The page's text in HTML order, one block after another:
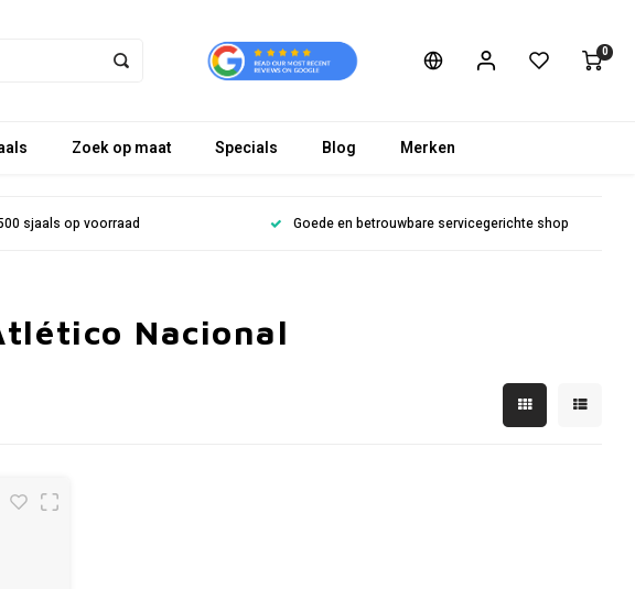
0
Zoek op maat Specials Blog Merken
sjaals op voorraad Goede en betrouwbare servicegerichte shop
Nacional